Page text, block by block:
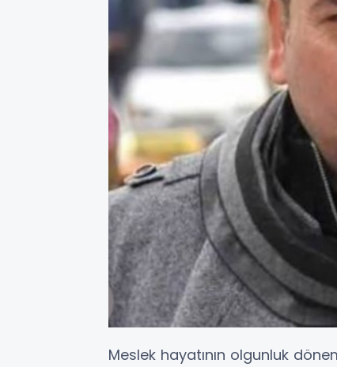
Meslek hayatının olgunluk